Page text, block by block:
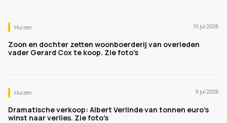
Huizen 10 jul 2026
Zoon en dochter zetten woonboerderij van overleden
vader Gerard Cox te koop. Zie foto's
Huizen 9 jul 2026
Dramatische verkoop: Albert Verlinde van tonnen euro's
winst naar verlies. Zie foto's